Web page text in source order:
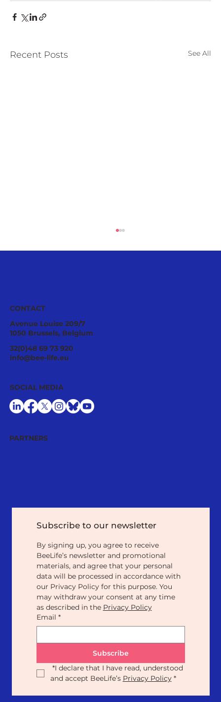
Recent Posts See All
Pollinator Stewardship: A Strategic
Asset for Successful National
CONTACT
Avenue Louise 209/7
1050 Brussels, Belgium
32(0)48 69 73 920
info@bee-life.eu
PARTNERS
SOCIAL MEDIA
Subscribe to our newsletter
By signing up, you agree to receive
BeeLife’s newsletter and promotional
materials, and agree that your personal
data will be processed in accordance with
our Privacy Policy for this purpose. You
may withdraw your consent at any time
as described in the Privacy Policy
Email *
Subscribe
*I declare that I have read, understood
and accept BeeLife’s Privacy Policy *